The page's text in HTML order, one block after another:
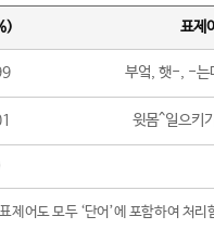
표제
부엌, 햇-, -는
윗몸^일으키
제어도 모두 ‘단어’에 포함하여 처리